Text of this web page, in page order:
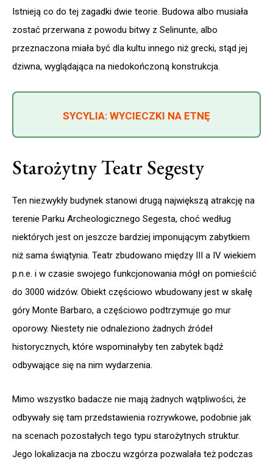
Istnieją co do tej zagadki dwie teorie. Budowa albo musiała
zostać przerwana z powodu bitwy z Selinunte, albo
przeznaczona miała być dla kultu innego niż grecki, stąd jej
dziwna, wyglądająca na niedokończoną konstrukcja.
SYCYLIA: WYCIECZKI NA ETNĘ
Starożytny Teatr Segesty
Ten niezwykły budynek stanowi drugą największą atrakcję na
terenie Parku Archeologicznego Segesta, choć według
niektórych jest on jeszcze bardziej imponującym zabytkiem
niż sama świątynia. Teatr zbudowano między III a IV wiekiem
p.n.e. i w czasie swojego funkcjonowania mógł on pomieścić
do 3000 widzów. Obiekt częściowo wbudowany jest w skałę
góry Monte Barbaro, a częściowo podtrzymuje go mur
oporowy. Niestety nie odnaleziono żadnych źródeł
historycznych, które wspominałyby ten zabytek bądź
odbywające się na nim wydarzenia.
Mimo wszystko badacze nie mają żadnych wątpliwości, że
odbywały się tam przedstawienia rozrywkowe, podobnie jak
na scenach pozostałych tego typu starożytnych struktur.
Jego lokalizacja na zboczu wzgórza pozwalała też podczas